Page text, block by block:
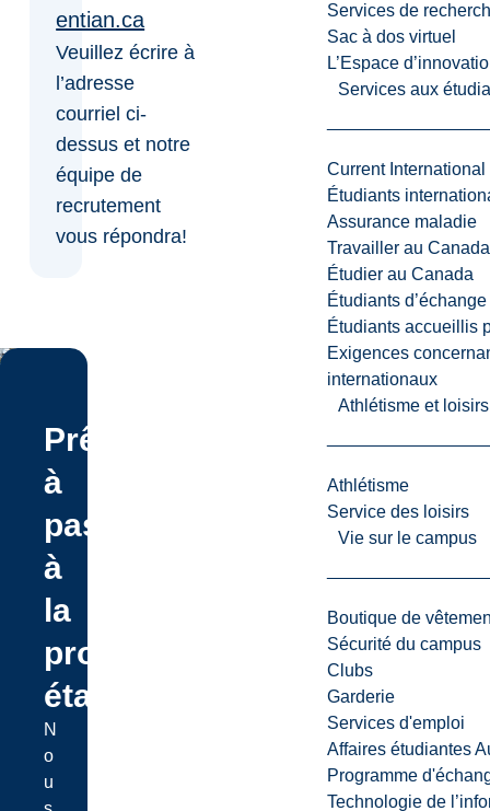
Services de
Sac à dos virtuel
L’Espace
Services aux
Current International
Étudiants
Assurance maladie
Travailler au Canada
Étudier au Canada
Étudiants
Étudiants accueillis
Exigences
internationaux
Athlétisme et
Athlétisme
Service des loisirs
Vie sur le campus
Boutique de
Sécurité du campus
Clubs
Garderie
Services d'emploi
Affaires étudiantes
Programme
Technologie de
entian.ca
Veuillez écrire à
l’adresse
courriel ci-
dessus et notre
équipe de
recrutement
vous répondra!
Prêt(e)
à
passer
à
la
prochaine
étape?
N
o
u